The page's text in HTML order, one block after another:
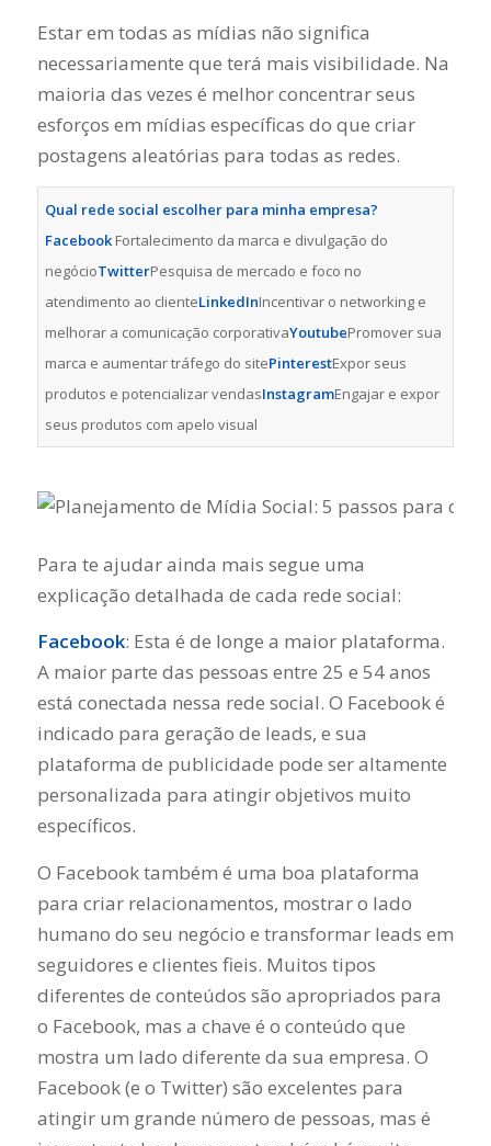
Estar em todas as mídias não significa
necessariamente que terá mais visibilidade. Na
maioria das vezes é melhor concentrar seus
esforços em mídias específicas do que criar
postagens aleatórias para todas as redes.
Qual rede social escolher para minha empresa?
FacebookFortalecimento da marca e divulgação do
negócioTwitterPesquisa de mercado e foco no
atendimento ao clienteLinkedInIncentivar o networking e
melhorar a comunicação corporativaYoutubePromover sua
marca e aumentar tráfego do sitePinterestExpor seus
produtos e potencializar vendasInstagramEngajar e expor
seus produtos com apelo visual
Para te ajudar ainda mais segue uma
explicação detalhada de cada rede social:
Facebook: Esta é de longe a maior plataforma.
A maior parte das pessoas entre 25 e 54 anos
está conectada nessa rede social. O Facebook é
indicado para geração de leads, e sua
plataforma de publicidade pode ser altamente
personalizada para atingir objetivos muito
específicos.
O Facebook também é uma boa plataforma
para criar relacionamentos, mostrar o lado
humano do seu negócio e transformar leads em
seguidores e clientes fieis. Muitos tipos
diferentes de conteúdos são apropriados para
o Facebook, mas a chave é o conteúdo que
mostra um lado diferente da sua empresa. O
Facebook (e o Twitter) são excelentes para
atingir um grande número de pessoas, mas é